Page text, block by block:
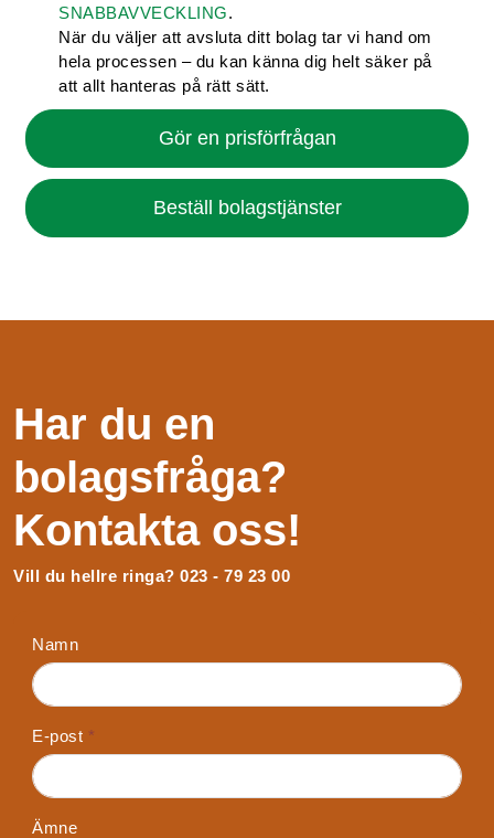
SNABBAVVECKLING.
När du väljer att avsluta ditt bolag tar vi hand om
hela processen – du kan känna dig helt säker på
att allt hanteras på rätt sätt.
Gör en prisförfrågan
Beställ bolagstjänster
Har du en
bolagsfråga?
Kontakta oss!
Vill du hellre ringa? 023 - 79 23 00
Namn
E-post *
Ämne